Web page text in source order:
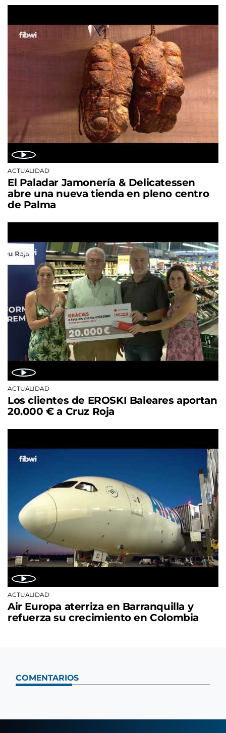
ACTUALIDAD
El Paladar Jamonería & Delicatessen
abre una nueva tienda en pleno centro
de Palma
ACTUALIDAD
Los clientes de EROSKI Baleares aportan
20.000 € a Cruz Roja
ACTUALIDAD
Air Europa aterriza en Barranquilla y
refuerza su crecimiento en Colombia
COMENTARIOS